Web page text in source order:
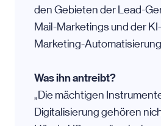
den Gebieten der Lead-
Mail-Marketings und der
Marketing-
Was ihn antreibt?
„Die mächtigen
Digitalisierung gehören